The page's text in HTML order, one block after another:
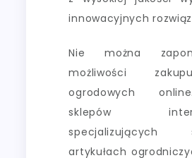
innowacyjnych
Nie można
możliwości
ogrodowych
sklepów
artykułach